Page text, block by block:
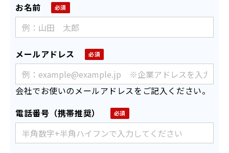
お名前
メールアドレス
会社でお使いのメールアドレスをご記入ください。
電話番号（携帯推奨）